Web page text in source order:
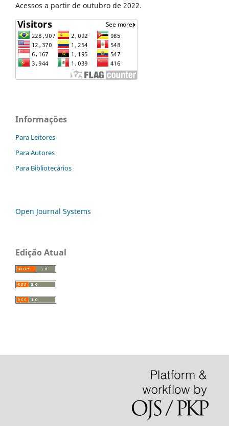
Acessos a partir de outubro de 2022.
Informações
Para Leitores
Para Autores
Para Bibliotecários
Open Journal Systems
Edição Atual